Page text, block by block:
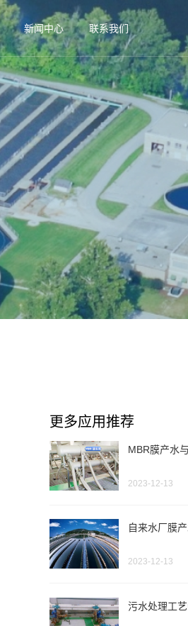
新闻中心 联系我们
更多应用推荐
MBR膜产水
2023-12-13
自来水厂膜
2023-12-13
污水处理工